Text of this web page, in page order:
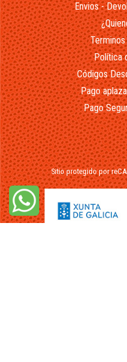
Envios -
Política
Códigos
Pago
Pago
Sitio protegido por